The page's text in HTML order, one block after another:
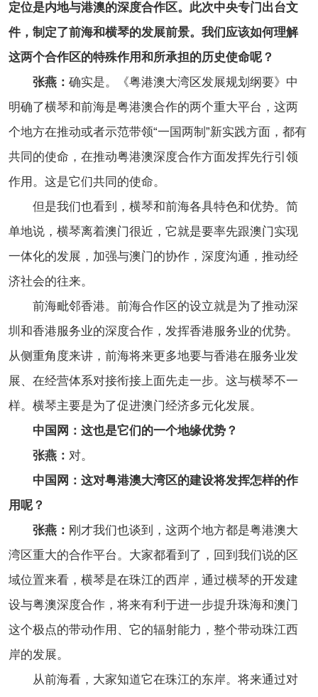
定位是内地与港澳的深度合作区。此次中央专门出台文
件，制定了前海和横琴的发展前景。我们应该如何理解
这两个合作区的特殊作用和所承担的历史使命呢？
张燕： 确实是。《粤港澳大湾区发展规划纲要》中
明确了横琴和前海是粤港澳合作的两个重大平台，这两
个地方在推动或者示范带领“一国两制”新实践方面，都有
共同的使命，在推动粤港澳深度合作方面发挥先行引领
作用。这是它们共同的使命。
但是我们也看到，横琴和前海各具特色和优势。简
单地说，横琴离着澳门很近，它就是要率先跟澳门实现
一体化的发展，加强与澳门的协作，深度沟通，推动经
济社会的往来。
前海毗邻香港。前海合作区的设立就是为了推动深
圳和香港服务业的深度合作，发挥香港服务业的优势。
从侧重角度来讲，前海将来更多地要与香港在服务业发
展、在经营体系对接衔接上面先走一步。这与横琴不一
样。横琴主要是为了促进澳门经济多元化发展。
中国网：这也是它们的一个地缘优势？
张燕： 对。
中国网：这对粤港澳大湾区的建设将发挥怎样的作
用呢？
张燕： 刚才我们也谈到，这两个地方都是粤港澳大
湾区重大的合作平台。大家都看到了，回到我们说的区
域位置来看，横琴是在珠江的西岸，通过横琴的开发建
设与粤澳深度合作，将来有利于进一步提升珠海和澳门
这个极点的带动作用、它的辐射能力，整个带动珠江西
岸的发展。
从前海看，大家知道它在珠江的东岸。将来通过对